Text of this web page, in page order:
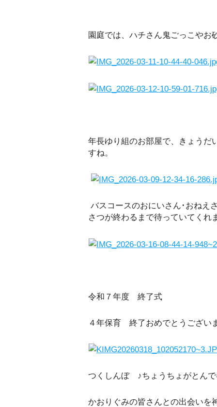
園庭では、ハチさん鬼ごっこやお
年長ゆり組のお部屋で、きょうだ
すね。
バスコースのおにいさん･おねえ
さつが終わるまで待っていてくれ
令和７年度 終了式
４年保育 終了おめでとうござい
つくしんぼ ♪ちょうちょがとん
かおりぐみの皆さんとの出会いを